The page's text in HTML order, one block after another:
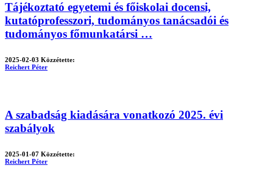
Tájékoztató egyetemi és főiskolai docensi,
kutatóprofesszori, tudományos tanácsadói és
tudományos főmunkatársi …
2025-02-03 Közzétette:
Reichert Péter
A szabadság kiadására vonatkozó 2025. évi
szabályok
2025-01-07 Közzétette:
Reichert Péter